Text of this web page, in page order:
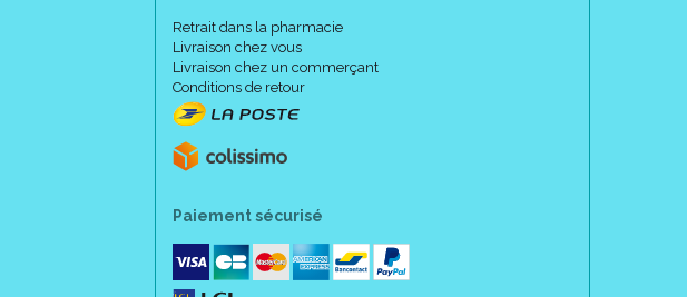
Retrait dans la pharmacie
Livraison chez vous
Livraison chez un commerçant
Conditions de retour
Paiement sécurisé